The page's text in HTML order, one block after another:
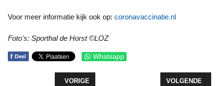
Voor meer informatie kijk ook op: coronavaccinatie.nl
Foto's: Sporthal de Horst©LOZ
f Deel Whatsapp
VORIG ARTIKEL: ONDERZOEK BIODIVERSITEIT
VORIGE VOLGENDE
VOLGENDE